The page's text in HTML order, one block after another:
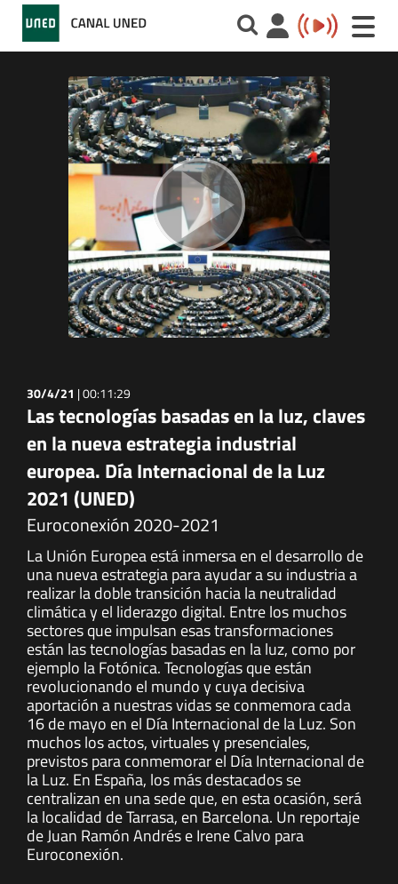
Toggle
30/4/21 |00:11:29
Las tecnologías basadas en la luz, claves
en la nueva estrategia industrial
europea. Día Internacional de la Luz
2021 (UNED)
Euroconexión 2020-2021
La Unión Europea está inmersa en el desarrollo de
una nueva estrategia para ayudar a su industria a
realizar la doble transición hacia la neutralidad
climática y el liderazgo digital. Entre los muchos
sectores que impulsan esas transformaciones
están las tecnologías basadas en la luz, como por
ejemplo la Fotónica. Tecnologías que están
revolucionando el mundo y cuya decisiva
aportación a nuestras vidas se conmemora cada
16 de mayo en el Día Internacional de la Luz. Son
muchos los actos, virtuales y presenciales,
previstos para conmemorar el Día Internacional de
la Luz. En España, los más destacados se
centralizan en una sede que, en esta ocasión, será
la localidad de Tarrasa, en Barcelona. Un reportaje
de Juan Ramón Andrés e Irene Calvo para
Euroconexión.